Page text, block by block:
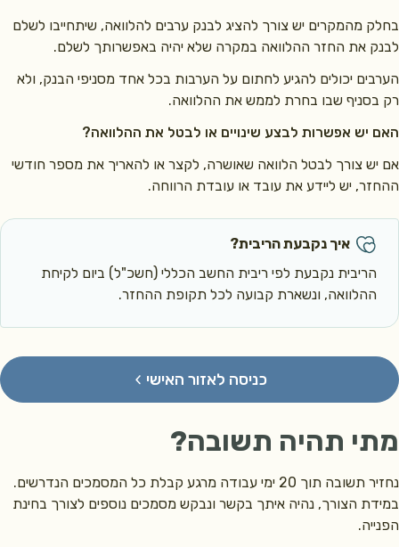
מהמקרים יש צורך להציג לבנק ערבים להלוואה, שיתחייבו לשלם
את החזר ההלוואה במקרה שלא יהיה באפשרותך לשלם.
יכולים להגיע לחתום על הערבות בכל אחד מסניפי הבנק, ולא
שבו בחרת לממש את ההלוואה.
יש אפשרות לבצע שינויים או לבטל את ההלוואה?
צורך לבטל הלוואה שאושרה, לקצר או להאריך את מספר חודשי
יש ליידע את עובד או עובדת הרווחה.
איך נקבעת הריבית?
הריבית נקבעת לפי ריבית החשב הכללי (חשכ"ל) ביום לקיחת
ההלוואה, ונשארת קבועה לכל תקופת ההחזר.
כניסה לאזור האישי
תהיה תשובה?
נחזיר תשובה תוך 20 ימי עבודה מרגע קבלת כל המסמכים הנדרשים.
הצורך, נהיה איתך בקשר ונבקש מסמכים נוספים לצורך בחינת